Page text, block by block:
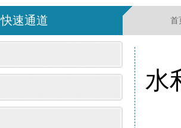
快速通道 首
水